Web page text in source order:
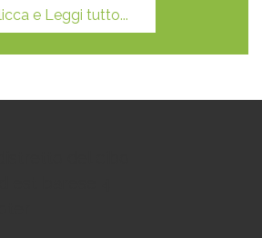
e Leggi tutto...